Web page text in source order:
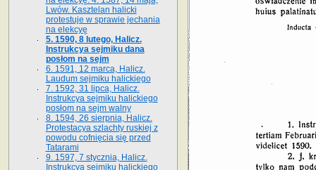
Lwów. Kasztelan halicki
protestuje w sprawie jechania
na elekcyę
5. 1590, 8 lutego, Halicz.
Instrukcya sejmiku dana
posłom na sejm
6. 1591, 12 marca, Halicz.
Laudum sejmiku halickiego
7. 1592, 31 lipca, Halicz.
Instrukcya sejmiku halickiego
posłom na sejm walny
8. 1594, 26 sierpnia, Halicz.
Protestacya szlachty ruskiej z
powodu cofnięcia się przed
Tatarami
9. 1597, 7 stycznia, Halicz.
Instrukcya sejmiku halickiego